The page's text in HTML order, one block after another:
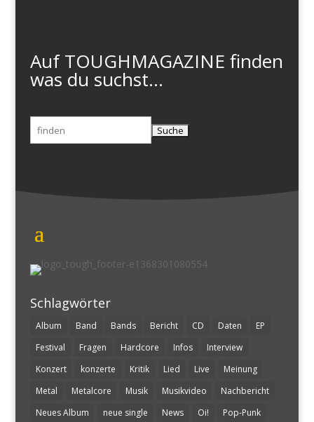
Auf TOUGHMAGAZINE finden
was du suchst...
Suchen
nach:
Schlagwörter
Album Band Bands Bericht CD Daten
EP
Festival
Fragen Hardcore Infos
Interview
Konzert
konzerte Kritik Lied Live
Meinung
Metal
Metalcore Musik Musikvideo
Nachbericht
Neues Album
neue single News Oi! Pop-Punk